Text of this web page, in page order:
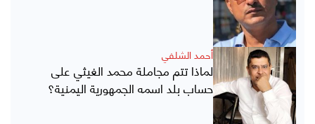
أحمد الشلفي
لماذا تتم مجاملة محمد الغيثي على
حساب بلد اسمه الجمهورية اليمنية؟